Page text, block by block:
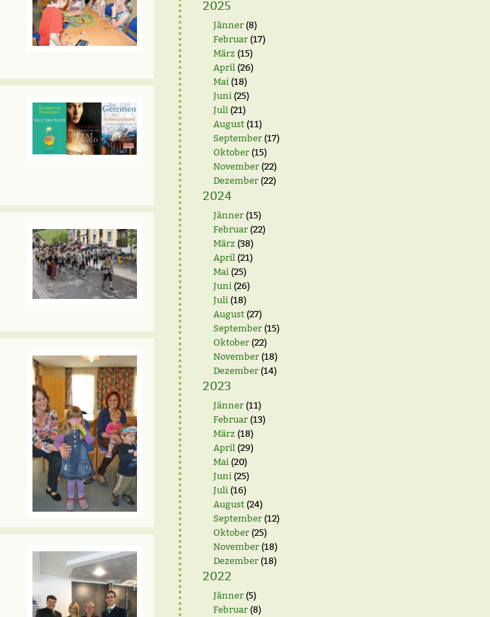
2025
Jänner(8)
Februar(17)
März (15)
April (26)
Mai (18)
Juni (25)
Juli (21)
August(11)
September(17)
Oktober(15)
November(22)
Dezember(22)
2024
Jänner(15)
Februar(22)
März (38)
April (21)
Mai (25)
Juni (26)
Juli (18)
August(27)
September(15)
Oktober(22)
November(18)
Dezember(14)
2023
Jänner(11)
Februar(13)
März (18)
April (29)
Mai (20)
Juni (25)
Juli (16)
August(24)
September(12)
Oktober(25)
November(18)
Dezember(18)
2022
Jänner(5)
Februar(8)